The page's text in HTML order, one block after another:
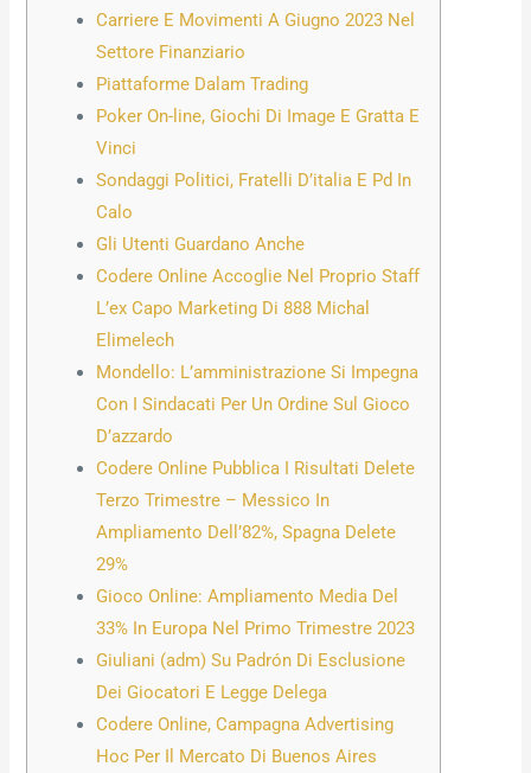
Carriere E Movimenti A Giugno 2023 Nel
Settore Finanziario
Piattaforme Dalam Trading
Poker On-line, Giochi Di Image E Gratta E
Vinci
Sondaggi Politici, Fratelli D’italia E Pd In
Calo
Gli Utenti Guardano Anche
Codere Online Accoglie Nel Proprio Staff
L’ex Capo Marketing Di 888 Michal
Elimelech
Mondello: L’amministrazione Si Impegna
Con I Sindacati Per Un Ordine Sul Gioco
D’azzardo
Codere Online Pubblica I Risultati Delete
Terzo Trimestre – Messico In
Ampliamento Dell’82%, Spagna Delete
29%
Gioco Online: Ampliamento Media Del
33% In Europa Nel Primo Trimestre 2023
Giuliani (adm) Su Padrón Di Esclusione
Dei Giocatori E Legge Delega
Codere Online, Campagna Advertising
Hoc Per Il Mercato Di Buenos Aires